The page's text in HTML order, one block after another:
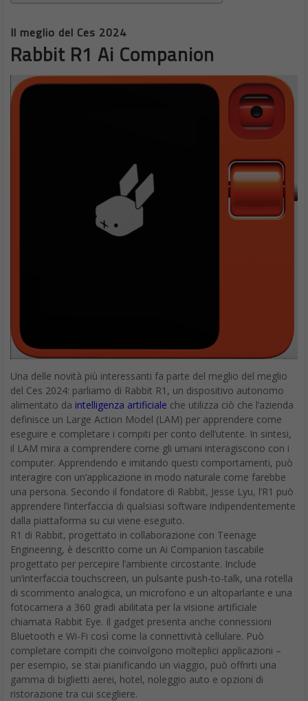
Il meglio del Ces 2024
Rabbit R1 Ai Companion
Una delle novità più interessanti fa parte del meglio del meglio
del Ces 2024: parliamo di Rabbit R1, un dispositivo autonomo
alimentato da intelligenza artificiale che utilizza ciò che l’azienda
definisce un Large Action Model (LAM) per apprendere come
eseguire e completare i compiti per conto dell’utente. In sintesi,
il LAM mira a comprendere come gli umani interagiscono con i
computer. Apprendendo e imitando questi comportamenti, può
interagire con un’applicazione in modo naturale come farebbe
una persona. Secondo il fondatore di Rabbit, Jesse Lyu, l’R1 può
apprendere l’interfaccia di qualsiasi software indipendentemente
dalla piattaforma su cui viene eseguito.
R1 di Rabbit, progettato in collaborazione con Teenage
Engineering, è descritto come un Ai Companion tascabile
progettato per percepire l’ambiente circostante. Include
un’interfaccia touchscreen, un pulsante push-to-talk, una rotella
di scorrimento analogica, un microfono e un altoparlante e una
fotocamera a 360 gradi abilitata per la visione artificiale
chiamata Rabbit Eye. Il gadget presenta anche connessioni
Bluetooth e Wi-Fi così come la connettività cellulare. Può
completare compiti che coinvolgono molteplici applicazioni –
per esempio, se stai pianificando un viaggio, può offrirti una
gamma di biglietti aerei, hotel, noleggio auto e opzioni di
ristorazione tra cui scegliere.